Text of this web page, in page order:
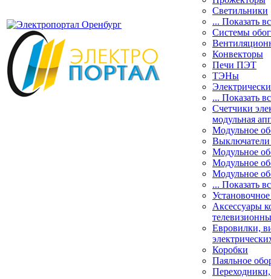
Светильники
... Показать
Системы
Конвекторы
Печи ПЭТ
ТЭНы
... Показать
Счетчики
модульная
Модульное
Выключатели
Модульное
Модульное
Модульное
... Показать
Аксессуары
Евровилки,
Коробки
Паяльное